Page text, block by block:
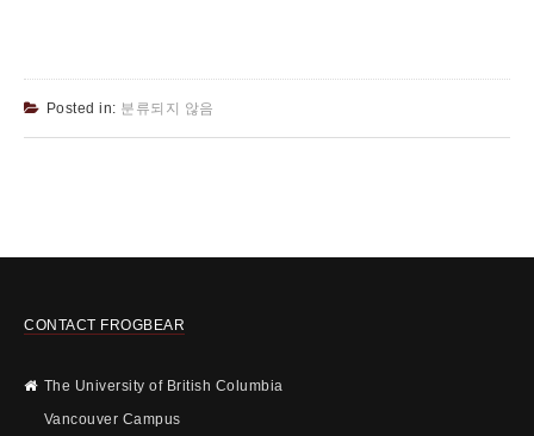
Posted in: 분류되지 않음
CONTACT FROGBEAR
The University of British Columbia
Vancouver Campus